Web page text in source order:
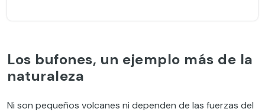
Los bufones, un ejemplo más de la
naturaleza
Ni son pequeños volcanes ni dependen de las fuerzas del